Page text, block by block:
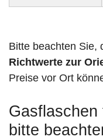
Bitte beachten Sie,
Richtwerte zur
Preise vor Ort
bitte